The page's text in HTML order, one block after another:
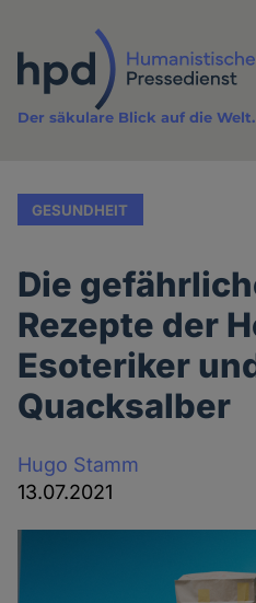
Inhalt
Der säkulare Blick auf die Welt.
GESUNDHEIT
Die
Rezepte der
Esoteriker
Quacksalber
Hugo Stamm
13.07.2021